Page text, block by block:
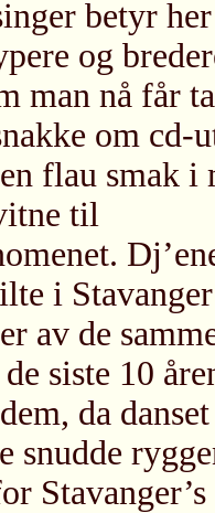
betyr
og
man nå får
om cd-
flau smak i
til
i
av de
siste 10
da
snudde